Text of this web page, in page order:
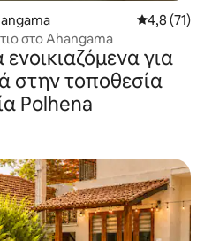
Μέση
4,8 (71)
στο Ahangama
για
στην τοποθεσία
Polhena